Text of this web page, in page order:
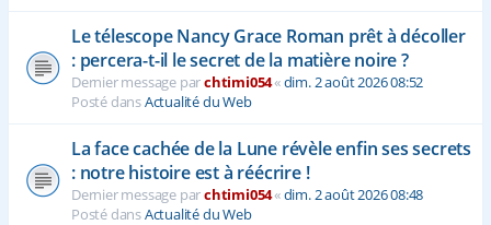
Le télescope Nancy Grace Roman prêt à décoller
: percera-t-il le secret de la matière noire ?
Dernier message parchtimi054«dim. 2 août 2026 08:52
Posté dansActualité du Web
La face cachée de la Lune révèle enfin ses secrets
: notre histoire est à réécrire !
Dernier message parchtimi054«dim. 2 août 2026 08:48
Posté dansActualité du Web